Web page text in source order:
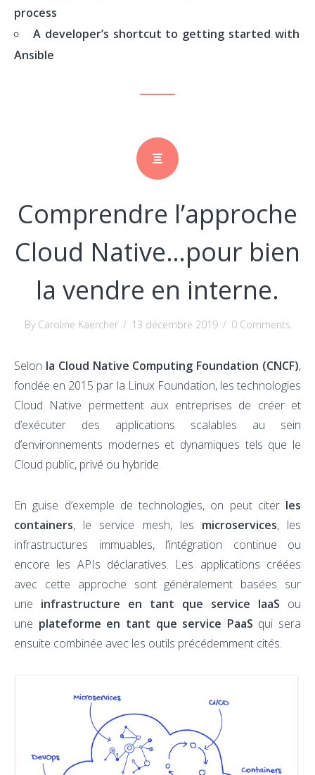
process
A developer’s shortcut to getting started with
Ansible
Comprendre l’approche
Cloud Native…pour bien
la vendre en interne.
By Caroline Kaercher / 13 décembre 2019 / 0 Comments
Selon la Cloud Native Computing Foundation (CNCF),
fondée en 2015 par la Linux Foundation, les technologies
Cloud Native permettent aux entreprises de créer et
d’exécuter des applications scalables au sein
d’environnements modernes et dynamiques tels que le
Cloud public, privé ou hybride.
En guise d’exemple de technologies, on peut citer les
containers, le service mesh, les microservices, les
infrastructures immuables, l’intégration continue ou
encore les APIs déclaratives. Les applications créées
avec cette approche sont généralement basées sur
une infrastructure en tant que service IaaS ou
une plateforme en tant que service PaaS qui sera
ensuite combinée avec les outils précédemment cités.